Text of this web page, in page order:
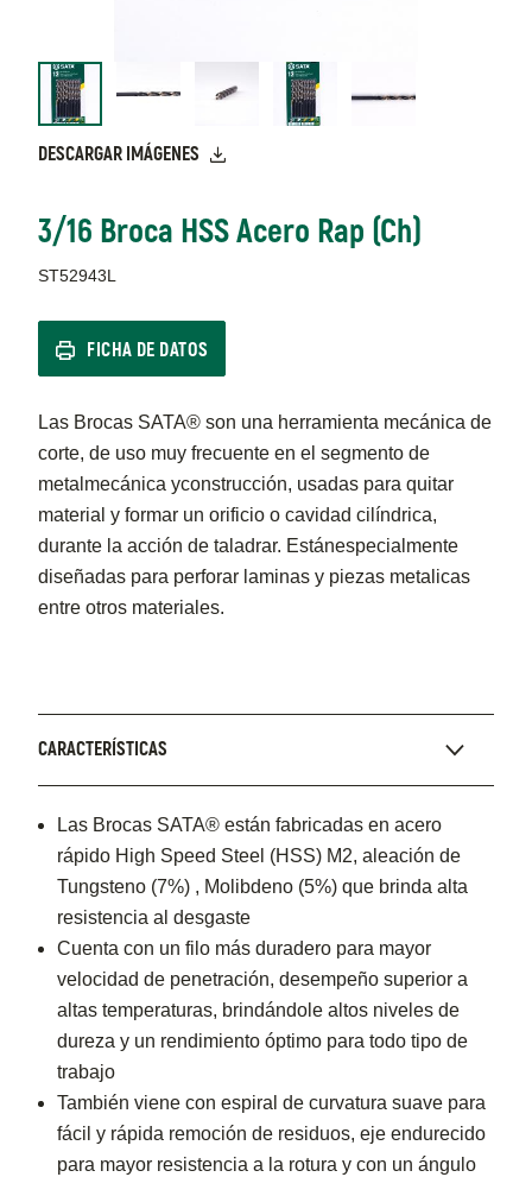
DESCARGAR IMÁGENES
3/16 Broca HSS Acero Rap (Ch)
ST52943L
FICHA DE DATOS
Las Brocas SATA® son una herramienta mecánica de
corte, de uso muy frecuente en el segmento de
metalmecánica yconstrucción, usadas para quitar
material y formar un orificio o cavidad cilíndrica,
durante la acción de taladrar. Estánespecialmente
diseñadas para perforar laminas y piezas metalicas
entre otros materiales.
CARACTERÍSTICAS
Las Brocas SATA® están fabricadas en acero
rápido High Speed Steel (HSS) M2, aleación de
Tungsteno (7%) , Molibdeno (5%) que brinda alta
resistencia al desgaste
Cuenta con un filo más duradero para mayor
velocidad de penetración, desempeño superior a
altas temperaturas, brindándole altos niveles de
dureza y un rendimiento óptimo para todo tipo de
trabajo
También viene con espiral de curvatura suave para
fácil y rápida remoción de residuos, eje endurecido
para mayor resistencia a la rotura y con un ángulo